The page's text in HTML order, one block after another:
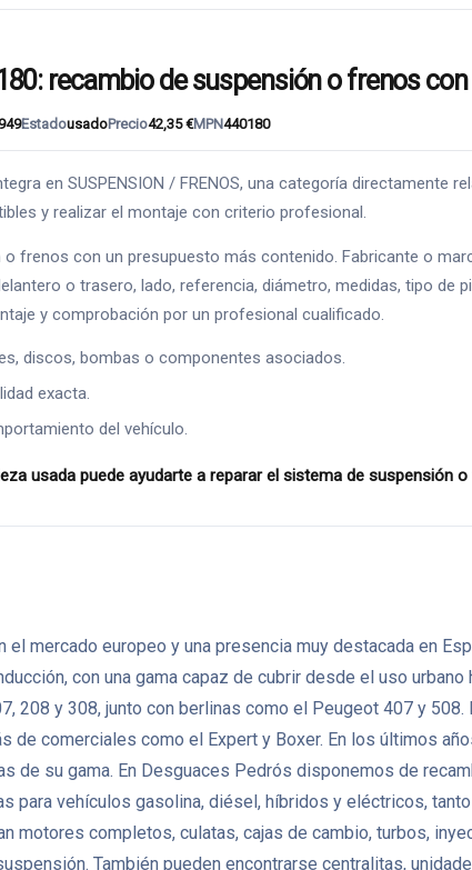
recambio de suspensión o frenos
EstadousadoPrecio42,35 €MPN440180
en SUSPENSION / FRENOS, una categoría
y realizar el montaje con criterio profesional.
con un presupuesto más contenido. Fabricante o
o trasero, lado, referencia, diámetro, medidas, tipo
y comprobación por un profesional cualificado.
discos, bombas o componentes asociados.
exacta.
del vehículo.
usada puede ayudarte a reparar el sistema de
mercado europeo y una presencia muy destacada en
con una gama capaz de cubrir desde el uso
208 y 308, junto con berlinas como el Peugeot 407 y
de comerciales como el Expert y Boxer. En los últimos
de su gama. En Desguaces Pedrós disponemos de
vehículos gasolina, diésel, híbridos y eléctricos,
motores completos, culatas, cajas de cambio, turbos,
También pueden encontrarse centralitas,